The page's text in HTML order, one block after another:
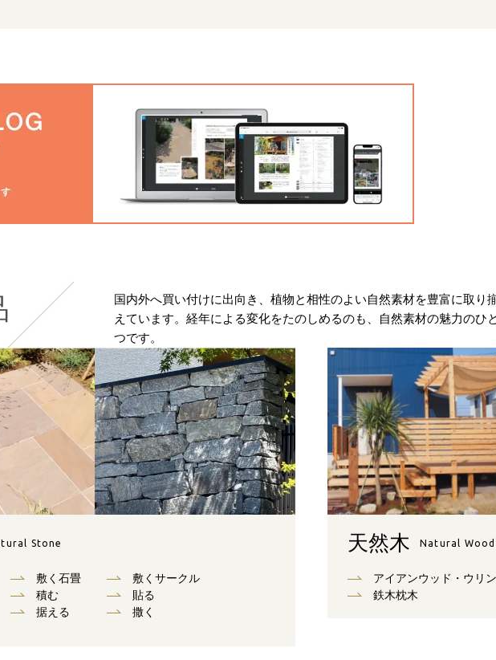
国内外へ買い付けに出向き、植物と相性のよい自然素材を豊富に取り
えています。経年による変化をたのしめるのも、自然素材の魅力のひと
つです。
Stone
敷く石畳
敷くサークル
積む
貼る
据える
撒く
天然木 Natural Wood
アイアンウッド・ウリン
鉄木枕木